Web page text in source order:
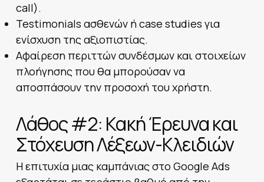
call).
Testimonials ασθενών ή case studies για
ενίσχυση της αξιοπιστίας.
Αφαίρεση περιττών συνδέσμων και στοιχείων
πλοήγησης που θα μπορούσαν να
αποσπάσουν την προσοχή του χρήστη.
Λάθος #2: Κακή Έρευνα και
Στόχευση Λέξεων-Κλειδιών
Η επιτυχία μιας καμπάνιας στο Google Ads